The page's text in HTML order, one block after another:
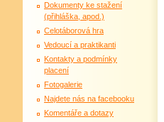
Dokumenty ke stažení
(přihláška, apod.)
Celotáborová hra
Vedoucí a praktikanti
Kontakty a podmínky
placení
Fotogalerie
Najdete nás na facebooku
Komentáře a dotazy